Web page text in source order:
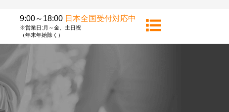
9:00～18:00 日本全国受付対応中
※営業日:月～金、土日祝
（年末年始除く）